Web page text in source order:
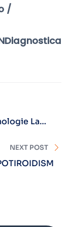
/
La
NEXT POST